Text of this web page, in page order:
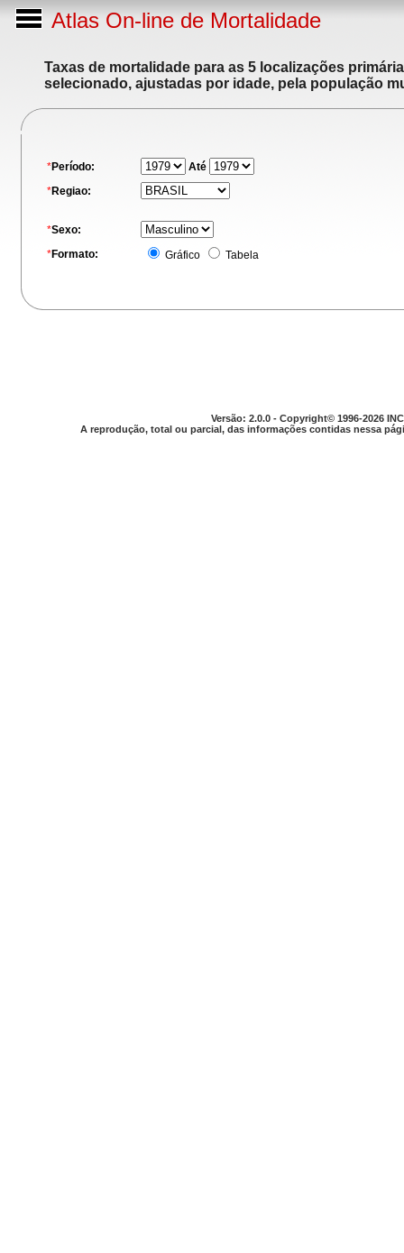
Atlas On-line de Mortalidade
Taxas de mortalidade para as 5 localizações
selecionado, ajustadas por idade, pela população
*Período:
Até
*Regiao:
*Sexo:
*Formato: Gráfico Tabela
Versão: 2.0.0 - Copyright© 1996-2026
A reprodução, total ou parcial, das informações contidas nessa